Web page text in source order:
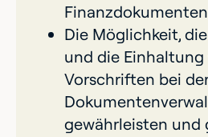
Die Möglichkeit,
und die Einhaltung
Vorschriften bei der
gewährleisten und